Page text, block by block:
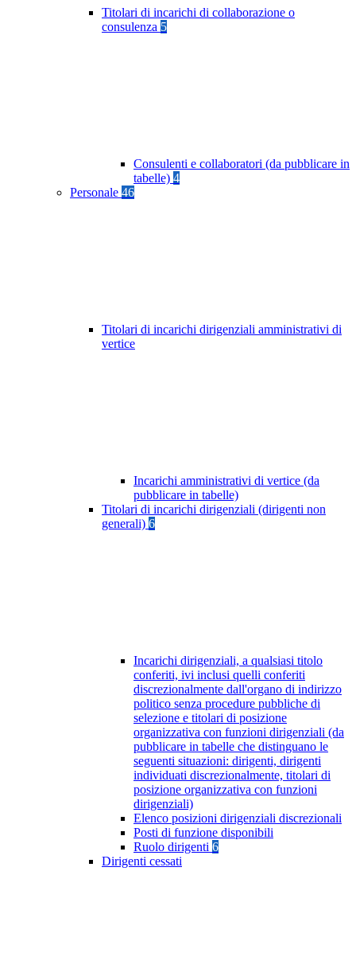
Titolari di incarichi di collaborazione o
consulenza 5
Consulenti e collaboratori (da pubblicare in
tabelle) 4
Personale 46
Titolari di incarichi dirigenziali amministrativi di
vertice
Incarichi amministrativi di vertice (da
pubblicare in tabelle)
Titolari di incarichi dirigenziali (dirigenti non
generali) 6
Incarichi dirigenziali, a qualsiasi titolo
conferiti, ivi inclusi quelli conferiti
discrezionalmente dall'organo di indirizzo
politico senza procedure pubbliche di
selezione e titolari di posizione
organizzativa con funzioni dirigenziali (da
pubblicare in tabelle che distinguano le
seguenti situazioni: dirigenti, dirigenti
individuati discrezionalmente, titolari di
posizione organizzativa con funzioni
dirigenziali)
Elenco posizioni dirigenziali discrezionali
Posti di funzione disponibili
Ruolo dirigenti 6
Dirigenti cessati